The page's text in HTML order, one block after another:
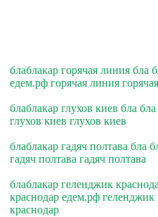
блаблакар горячая линия бла
едем.рф горячая линия
блаблакар глухов киев бла
глухов киев глухов киев
блаблакар гадяч полтава бла
гадяч полтава гадяч полтава
блаблакар геленджик
краснодар едем.рф
краснодар